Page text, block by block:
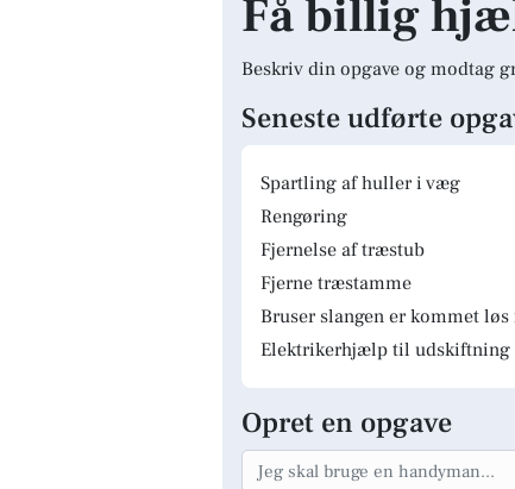
Få billig
Beskriv din opgave og modtag
Seneste udførte
Spartling af huller i væg
Rengøring
Fjernelse af træstub
Fjerne træstamme
Bruser slangen er kommet
Elektrikerhjælp til
Opret en opgave